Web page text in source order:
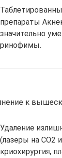
препараты
значительно
ринофимы.
к
Удаление
(лазеры на CO2
криохирургия,